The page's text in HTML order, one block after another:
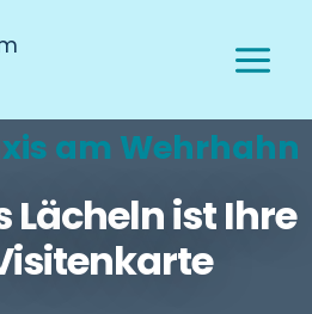
am Wehrhahn
Lächeln ist Ihre